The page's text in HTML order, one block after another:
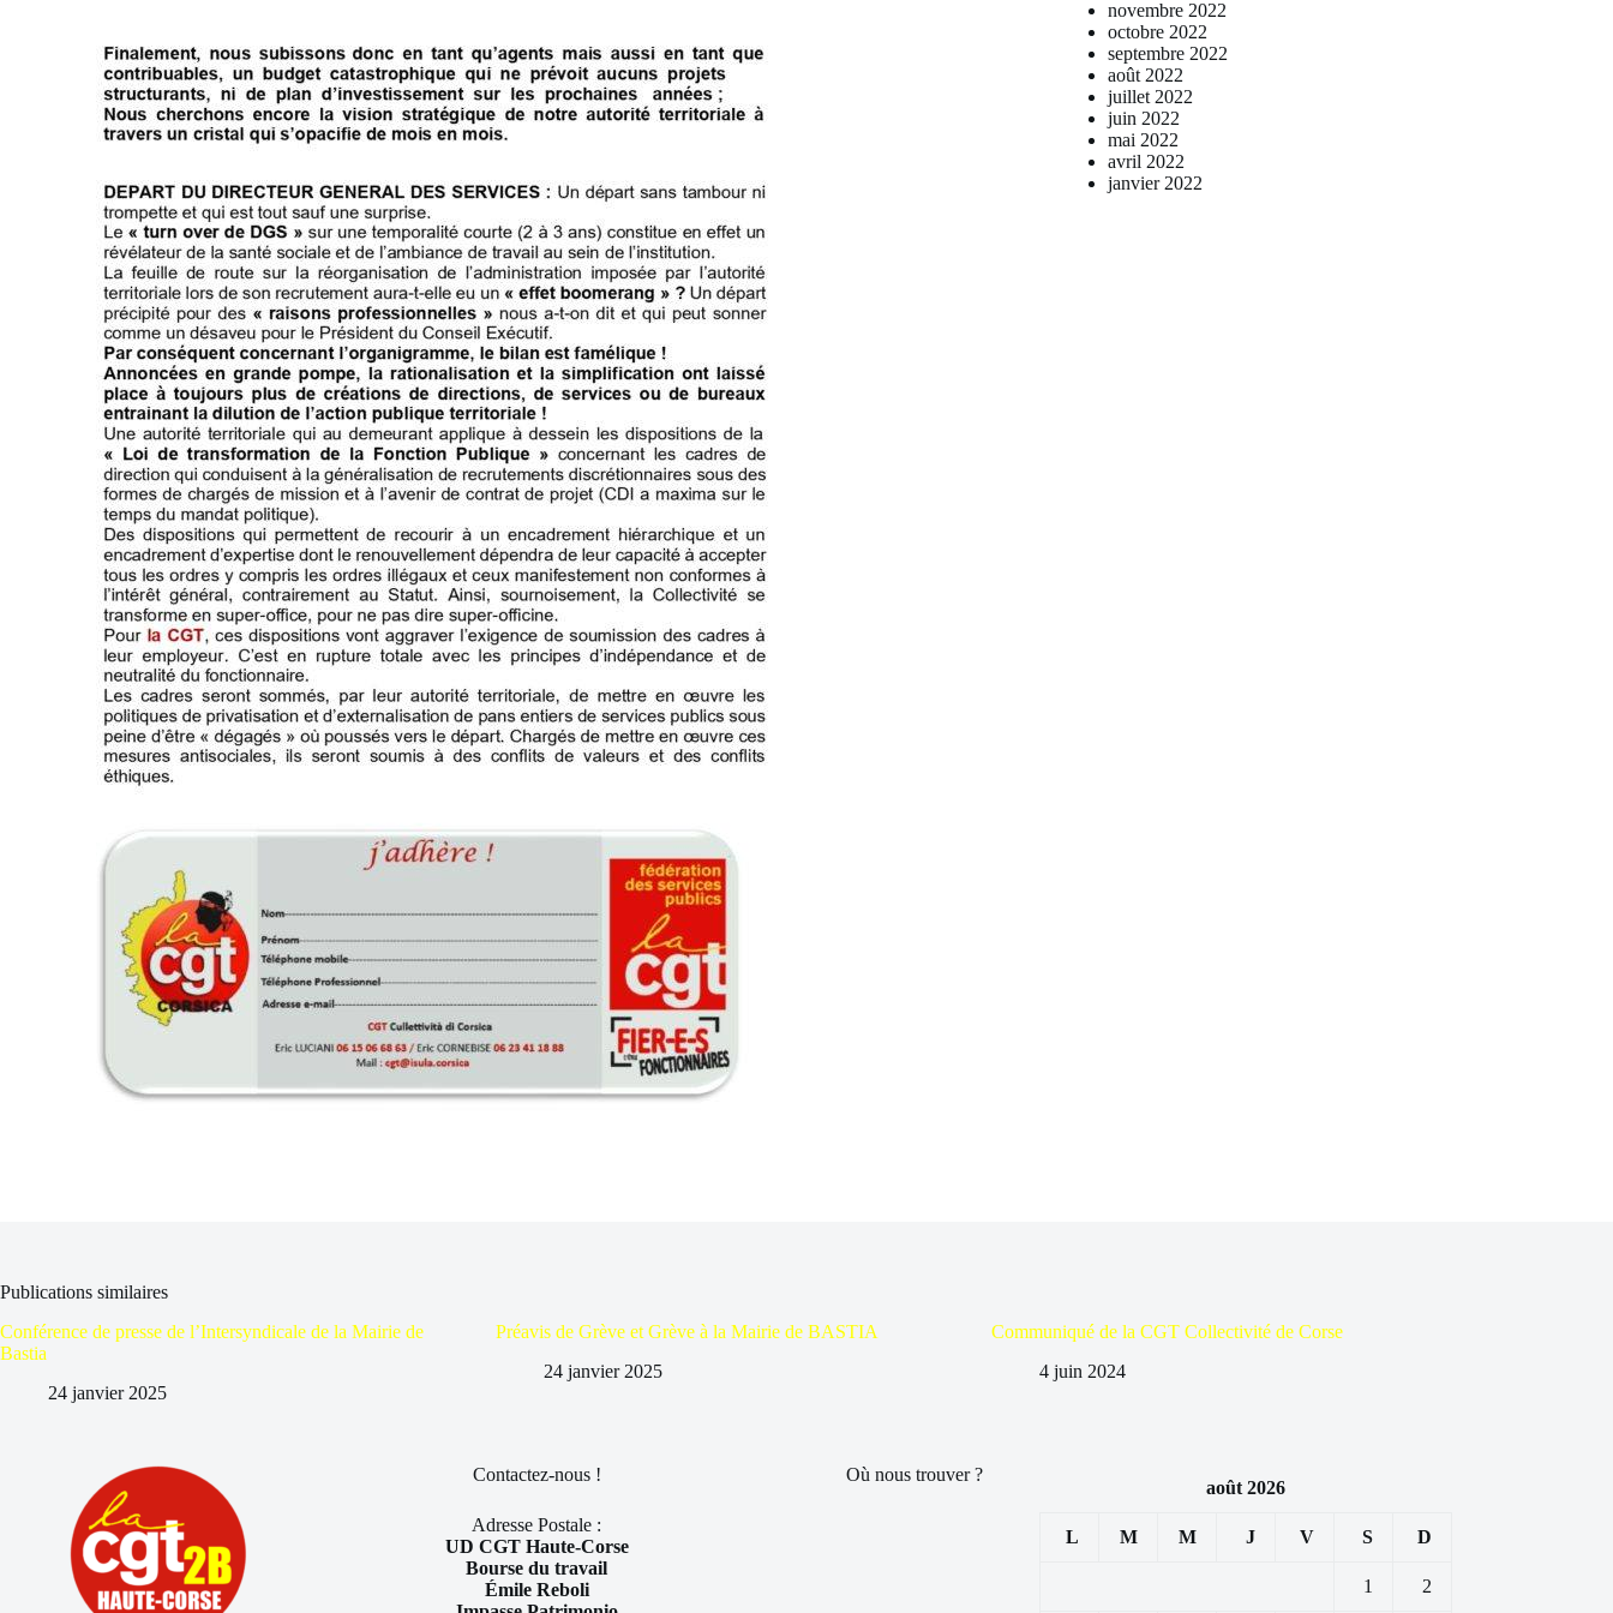
novembre 2022
octobre 2022
septembre 2022
août 2022
juillet 2022
juin 2022
mai 2022
avril 2022
janvier 2022
Publications similaires
Conférence de presse de l’Intersyndicale de la Mairie de
Bastia
24 janvier 2025
Préavis de Grève et Grève à la Mairie de BASTIA
24 janvier 2025
Communiqué de la CGT Collectivité de Corse
4 juin 2024
Contactez-nous !
Adresse Postale :
UD CGT Haute-Corse
Bourse du travail
Émile Reboli
Où nous trouver ?
août 2026
L M M J V S D
1 2